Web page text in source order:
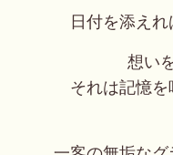
日付を添えれ
想い
それは記憶を